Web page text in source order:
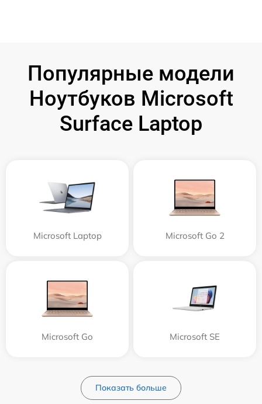
Популярные модели
Ноутбуков Microsoft
Surface Laptop
Microsoft Laptop Microsoft Go 2
Microsoft Go Microsoft SE
Показать больше